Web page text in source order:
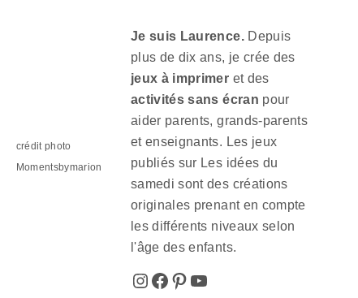
crédit photo
Momentsbymarion
Je suis Laurence.Depuis
plus de dix ans, je crée des
jeux à imprimer et des
activités sans écran pour
aider parents, grands-parents
et enseignants. Les jeux
publiés sur Les idées du
samedi sont des créations
originales prenant en compte
les différents niveaux selon
l'âge des enfants.
Instagram
Facebook
Pinterest
YouTube